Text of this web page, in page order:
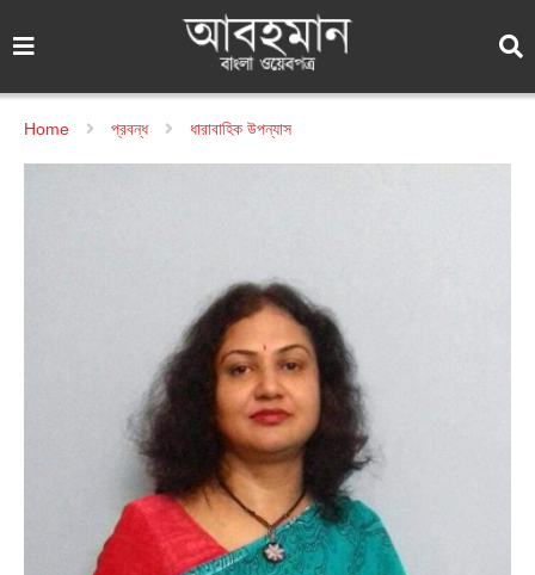
Home প্রবন্ধ ধারাবাহিক উপন্যাস